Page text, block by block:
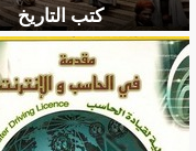
كتب التاريخ